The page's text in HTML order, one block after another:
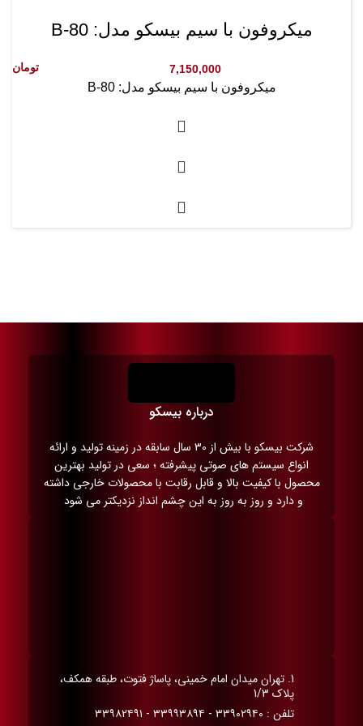
میکروفون با سیم بیسکو مدل: B-80
تومان
میکروفون با سیم بیسکو مدل: B-80
درباره بیسکو
شرکت بیسکو با بیش از 30 سال سابقه در زمینه تولید و ارائه
انواع سیستم های صوتی پیشرفته ؛ سعی در تولید بهترین
محصول با کیفیت بالا و قابل رقابت با محصولات خارجی داشته
و دارد و روز به روز به این چشم انداز نزدیکتر می شود
1. تهران میدان امام خمینی، پاساژ فتوت، طبقه همکف،
پلاک 1/3
تلفن : ۳۳۹۰۲۹۴۰ - ۳۳۹۹۳۸۹۴ - ۳۳۹۸۲۴۹۱